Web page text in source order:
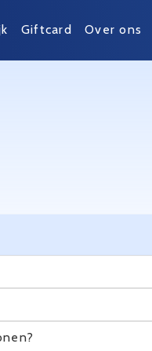
Giftcard Over ons